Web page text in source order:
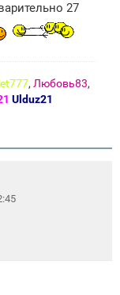
27
, Любовь83,
Ulduz21